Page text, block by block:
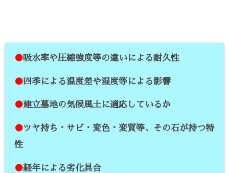
●吸水率や圧縮強度等の違いによる耐久性
●四季による温度差や湿度等による影響
●建立墓地の気候風土に適応しているか
●ツヤ持ち・サビ・変色・変質等、その石が持つ特
性
●経年による劣化具合